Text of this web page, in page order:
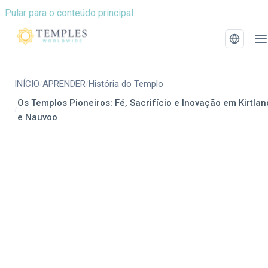
Pular para o conteúdo principal
INÍCIO /APRENDER/História do Templo
/
Os Templos Pioneiros: Fé, Sacrifício e Inovação em
e Nauvoo